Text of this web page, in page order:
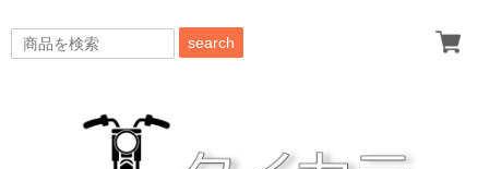
search